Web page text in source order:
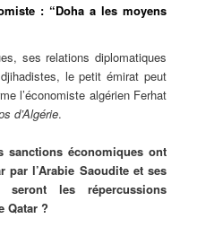
: “Doha a les moyens
ses relations diplomatiques
le petit émirat peut
l’économiste algérien Ferhat
d’Algérie.
sanctions économiques ont
par l’Arabie Saoudite et ses
les répercussions
Qatar ?